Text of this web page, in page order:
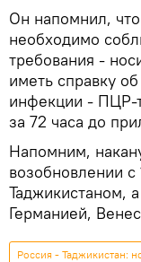
Он напомнил,
необходимо
требования -
иметь справку
инфекции - ПЦР-
за 72 часа до
Напомним,
возобновлении
Таджикистаном,
Германией,
Россия - Таджикистан: